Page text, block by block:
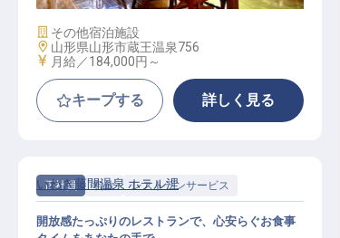
施設業態
その他宿泊施設
勤務地
山形県山形市蔵王温泉756
給与
月給／184,000円～
キープする 詳しく見る
正社員 料飲 レストランサービス
いわき藤間温泉 ホテル浬
開放感たっぷりのレストランで、心安らぐお食事